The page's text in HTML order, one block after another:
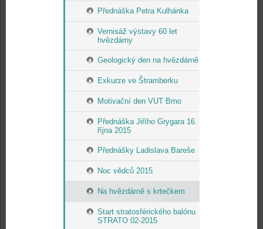
Přednáška Petra Kulhánka
Vernisáž výstavy 60 let
hvězdárny
Geologický den na hvězdárně
Exkurze ve Štramberku
Motivační den VUT Brno
Přednáška Jiřího Grygara 16.
října 2015
Přednášky Ladislava Bareše
Noc vědců 2015
Na hvězdárně s krtečkem
Start stratosférického balónu
STRATO 02-2015